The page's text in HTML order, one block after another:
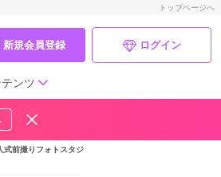
トップページへ
新規会員登録 ログイン
ンツ
前撮りフォトスタジオ